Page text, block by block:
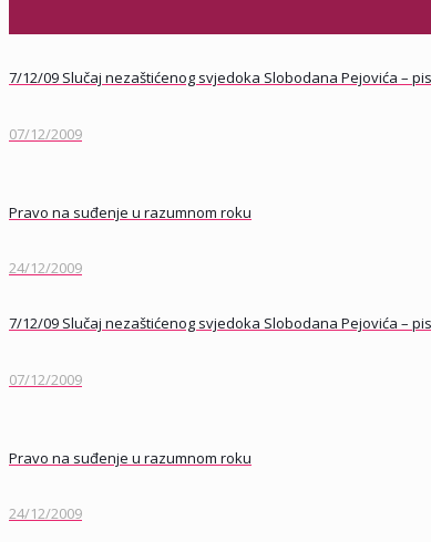
7/12/09 Slučaj nezaštićenog svjedoka Slobodana Pejovića –
07/12/2009
Pravo na suđenje u razumnom roku
24/12/2009
7/12/09 Slučaj nezaštićenog svjedoka Slobodana Pejovića –
07/12/2009
Pravo na suđenje u razumnom roku
24/12/2009